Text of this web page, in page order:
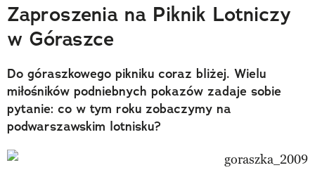
Trendbook Podróżniczy
Polecane
Zaproszenia na Piknik Lotniczy
w Góraszce
Do góraszkowego pikniku coraz bliżej. Wielu
miłośników podniebnych pokazów zadaje sobie
pytanie: co w tym roku zobaczymy na
podwarszawskim lotnisku?